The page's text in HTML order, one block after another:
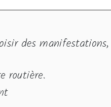
des manifestations,
routière.